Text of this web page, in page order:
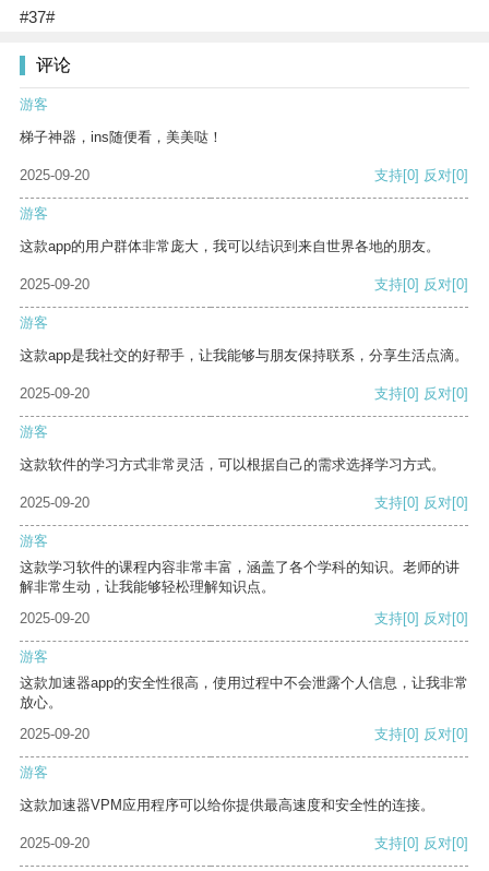
#37#
评论
游客
梯子神器，ins随便看，美美哒！
2025-09-20 支持[0] 反对[0]
游客
这款app的用户群体非常庞大，我可以结识到来自世界各地的朋友。
2025-09-20 支持[0] 反对[0]
游客
这款app是我社交的好帮手，让我能够与朋友保持联系，分享生活点滴。
2025-09-20 支持[0] 反对[0]
游客
这款软件的学习方式非常灵活，可以根据自己的需求选择学习方式。
2025-09-20 支持[0] 反对[0]
游客
这款学习软件的课程内容非常丰富，涵盖了各个学科的知识。老师的讲
解非常生动，让我能够轻松理解知识点。
2025-09-20
支持[0] 反对[0]
游客
这款加速器app的安全性很高，使用过程中不会泄露个人信息，让我非常
放心。
2025-09-20
支持[0] 反对[0]
游客
这款加速器VPM应用程序可以给你提供最高速度和安全性的连接。
2025-09-20 支持[0] 反对[0]